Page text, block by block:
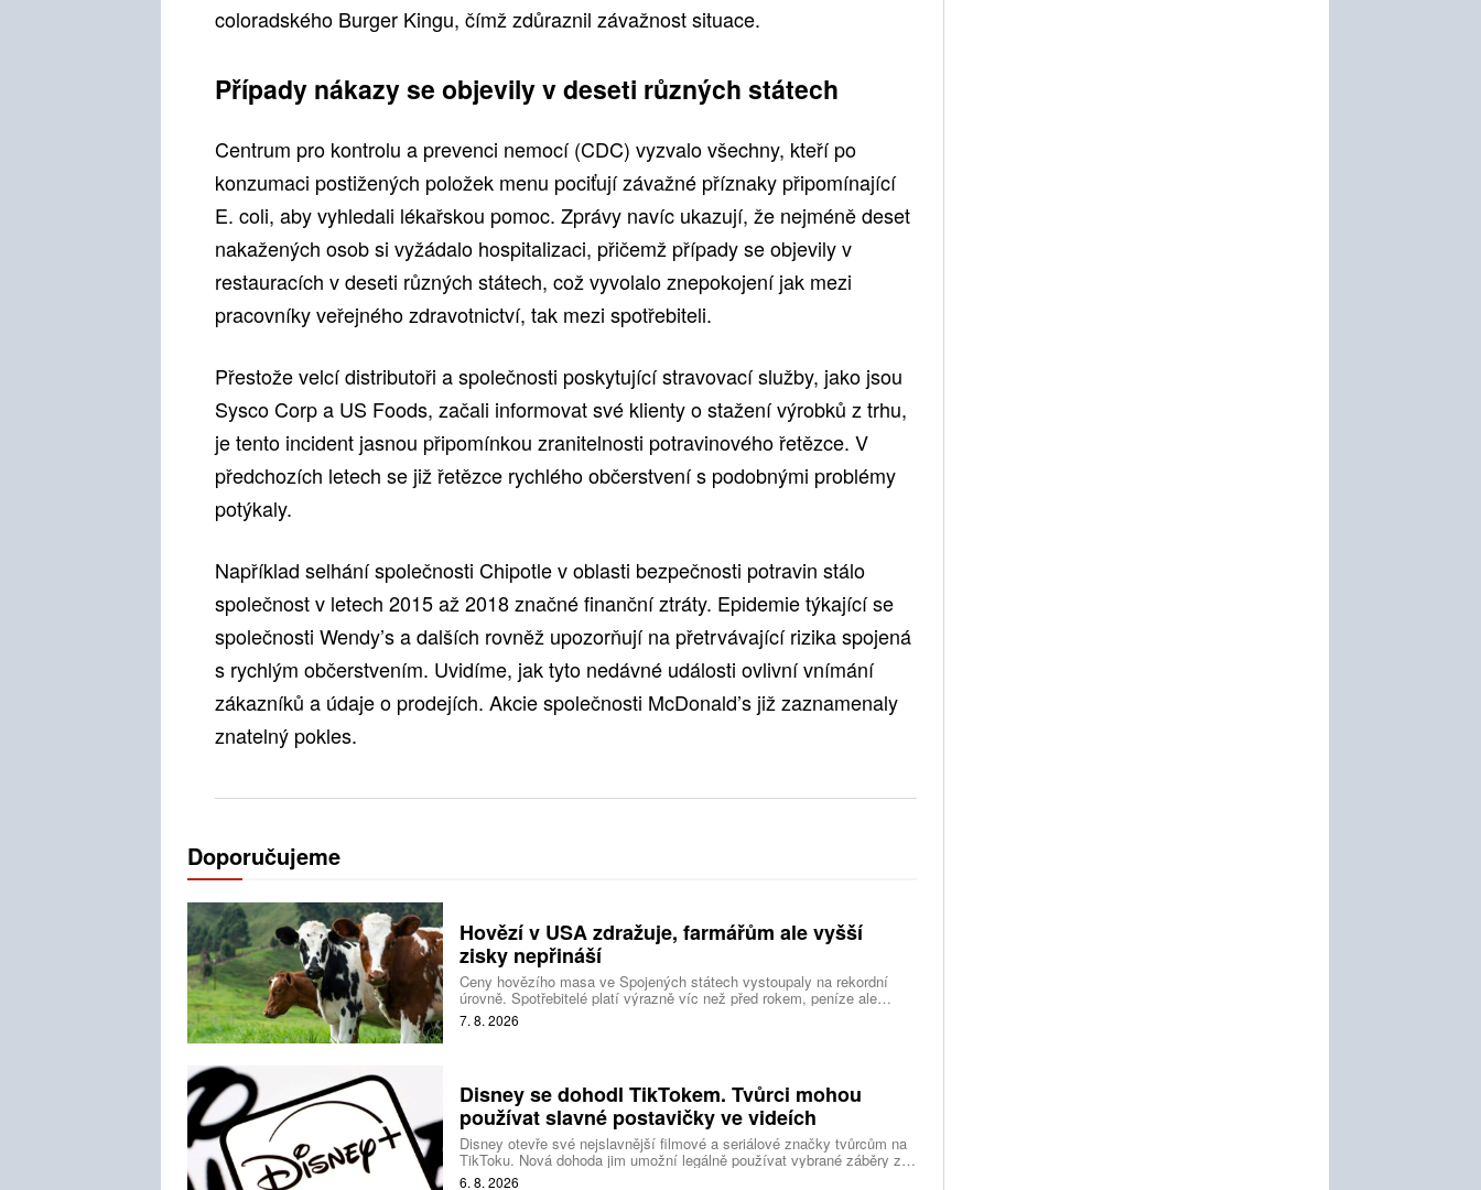
coloradského Burger Kingu, čímž zdůraznil závažnost situace.
Případy nákazy se objevily v deseti různých státech
Centrum pro kontrolu a prevenci nemocí (CDC) vyzvalo všechny, kteří po
konzumaci postižených položek menu pociťují závažné příznaky připomínající
E. coli, aby vyhledali lékařskou pomoc. Zprávy navíc ukazují, že nejméně deset
nakažených osob si vyžádalo hospitalizaci, přičemž případy se objevily v
restauracích v deseti různých státech, což vyvolalo znepokojení jak mezi
pracovníky veřejného zdravotnictví, tak mezi spotřebiteli.
Přestože velcí distributoři a společnosti poskytující stravovací služby, jako jsou
Sysco Corp a US Foods, začali informovat své klienty o stažení výrobků z trhu,
je tento incident jasnou připomínkou zranitelnosti potravinového řetězce. V
předchozích letech se již řetězce rychlého občerstvení s podobnými problémy
potýkaly.
Například selhání společnosti Chipotle v oblasti bezpečnosti potravin stálo
společnost v letech 2015 až 2018 značné finanční ztráty. Epidemie týkající se
společnosti Wendy’s a dalších rovněž upozorňují na přetrvávající rizika spojená
s rychlým občerstvením. Uvidíme, jak tyto nedávné události ovlivní vnímání
zákazníků a údaje o prodejích. Akcie společnosti McDonald’s již zaznamenaly
znatelný pokles.
Doporučujeme
Hovězí v USA zdražuje, farmářům ale vyšší
zisky nepřináší
Ceny hovězího masa ve Spojených státech vystoupaly na rekordní
úrovně. Spotřebitelé platí výrazně víc než před rokem, peníze ale
nezůstávají farmářům, zpracovatelům ani restauracím. Celý řetězec
svírají nedostatek dobytka a prudce rostoucí náklady.
7. 8. 2026
Disney se dohodl TikTokem. Tvůrci mohou
používat slavné postavičky ve videích
Disney otevře své nejslavnější filmové a seriálové značky tvůrcům na
TikToku. Nová dohoda jim umožní legálně používat vybrané záběry z
produkce studia a sdílet vlastní videa také na platformě Disney Verts.
6. 8. 2026